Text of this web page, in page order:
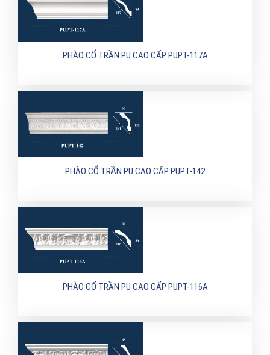
PHÀO CỔ TRẦN PU CAO CẤP PUPT-117A
PHÀO CỔ TRẦN PU CAO CẤP PUPT-142
PHÀO CỔ TRẦN PU CAO CẤP PUPT-116A